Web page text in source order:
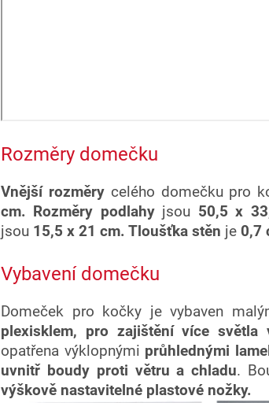
Rozměry domečku
Vnější rozměrycelého domečku pro
cm. Rozměry podlahy jsou 50,5 x
jsou 15,5 x 21 cm. Tloušťka stěn je 0,7
Vybavení domečku
Domeček pro kočky je vybaven
plexisklem, pro zajištění více světla
opatřena výklopnými průhlednými
uvnitř boudy proti větru a chladu.
výškově nastavitelné plastové nožky.